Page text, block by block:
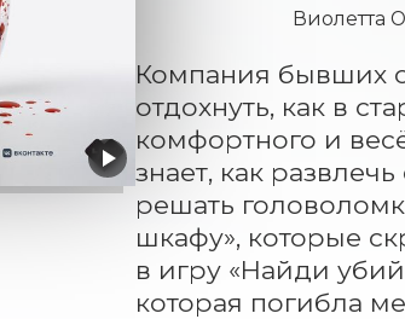
Виолетта
Компания бывших
отдохнуть, как в
комфортного и
знает, как
решать
шкафу», которые
в игру «Найди
которая погибла